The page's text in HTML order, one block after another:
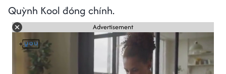
Quỳnh Kool đóng chính.
Advertisement